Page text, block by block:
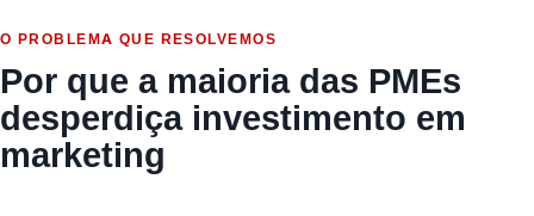
O PROBLEMA QUE RESOLVEMOS
Por que a maioria das PMEs
desperdiça investimento em
marketing